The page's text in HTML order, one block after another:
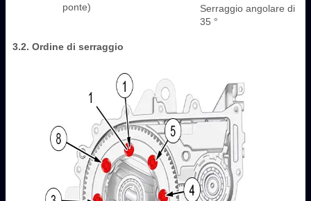
ponte)
Serraggio angolare di
35 °
3.2. Ordine di serraggio